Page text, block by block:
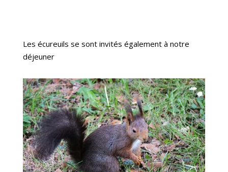
Les écureuils se sont invités également à notre
déjeuner